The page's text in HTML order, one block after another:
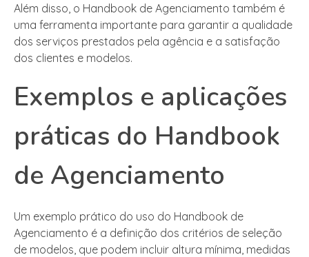
Além disso, o Handbook de Agenciamento também é
uma ferramenta importante para garantir a qualidade
dos serviços prestados pela agência e a satisfação
dos clientes e modelos.
Exemplos e aplicações
práticas do Handbook
de Agenciamento
Um exemplo prático do uso do Handbook de
Agenciamento é a definição dos critérios de seleção
de modelos, que podem incluir altura mínima, medidas